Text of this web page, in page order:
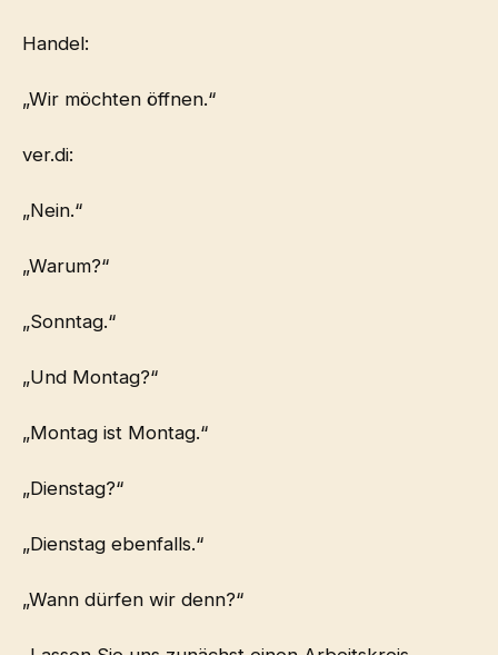
Handel:
„Wir möchten öffnen.“
ver.di:
„Nein.“
„Warum?“
„Sonntag.“
„Und Montag?“
„Montag ist Montag.“
„Dienstag?“
„Dienstag ebenfalls.“
„Wann dürfen wir denn?“